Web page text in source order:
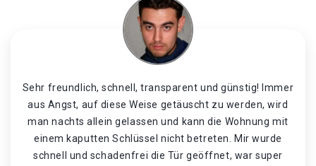
Sehr freundlich, schnell, transparent und günstig! Immer
aus Angst, auf diese Weise getäuscht zu werden, wird
man nachts allein gelassen und kann die Wohnung mit
einem kaputten Schlüssel nicht betreten. Mir wurde
schnell und schadenfrei die Tür geöffnet, war super